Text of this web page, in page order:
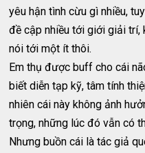
yêu hận tình cừu gì nhiều,
đề cập nhiều tới giới giải
nói tới một ít thôi.
Em thụ được buff cho cái
biết diễn tạp kỹ, tâm tính
nhiên cái này không ảnh
trọng, những lúc đó vẫn có
Nhưng buồn cái là tác giả